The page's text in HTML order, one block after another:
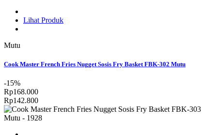
Lihat Produk
Mutu
Cook Master French Fries Nugget Sosis Fry Basket FBK-302 Mutu
-15%
Rp168.000
Rp142.800